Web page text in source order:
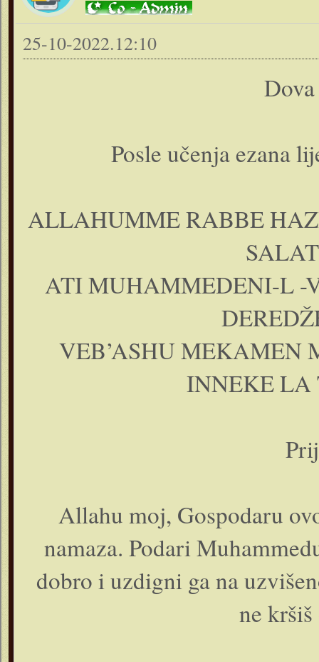
25-10-2022.12:10
Posle učenja ezana
ALLAHUMME RABBE
ATI MUHAMMEDENI-L -
VEB’ASHU MEKAMEN
INNEKE LA
Allahu moj, Gospodaru
namaza. Podari
dobro i uzdigni ga na
ne